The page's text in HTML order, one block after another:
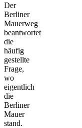
Der
Berliner
Mauerweg
beantwortet
die
häufig
gestellte
Frage,
wo
eigentlich
die
Berliner
Mauer
stand.